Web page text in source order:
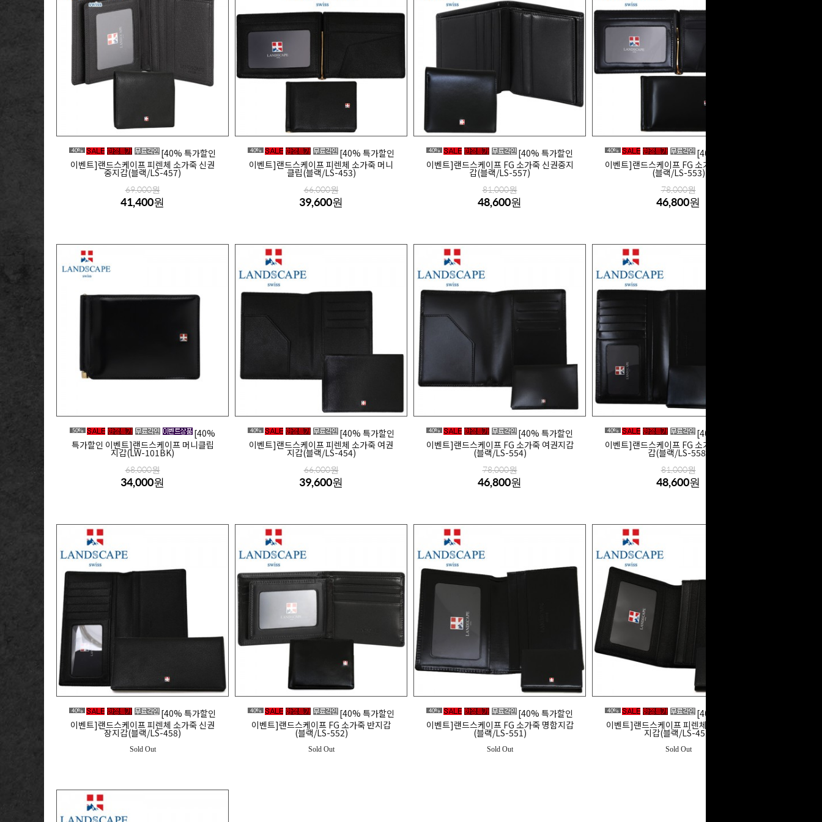
40%
[40% 특가할인
이벤트]랜드스케이프 피렌체 소가죽 신권
중지갑(블랙/LS-457)
69,000원
41,400원
40%
[40% 특가할인
이벤트]랜드스케이프 피렌체 소가죽 머니
클립(블랙/LS-453)
66,000원
39,600원
40%
[40% 특가할인
이벤트]랜드스케이프 FG 소가죽 신권중지
갑(블랙/LS-557)
81,000원
48,600원
40%
[40% 특가할인
이벤트]랜드스케이프 FG 소가죽 머니클립
(블랙/LS-553)
78,000원
46,800원
50%
[40%
특가할인 이벤트]랜드스케이프 머니클립
지갑(LW-101BK)
68,000원
34,000원
40%
[40% 특가할인
이벤트]랜드스케이프 피렌체 소가죽 여권
지갑(블랙/LS-454)
66,000원
39,600원
40%
[40% 특가할인
이벤트]랜드스케이프 FG 소가죽 여권지갑
(블랙/LS-554)
78,000원
46,800원
40%
[40% 특가할인
이벤트]랜드스케이프 FG 소가죽 신권장지
갑(블랙/LS-558)
81,000원
48,600원
40%
[40% 특가할인
이벤트]랜드스케이프 피렌체 소가죽 신권
장지갑(블랙/LS-458)
Sold Out
40%
[40% 특가할인
이벤트]랜드스케이프 FG 소가죽 반지갑
(블랙/LS-552)
Sold Out
40%
[40% 특가할인
이벤트]랜드스케이프 FG 소가죽 명함지갑
(블랙/LS-551)
Sold Out
40%
[40% 특가할인
이벤트]랜드스케이프 피렌체 소가죽 명함
지갑(블랙/LS-451)
Sold Out